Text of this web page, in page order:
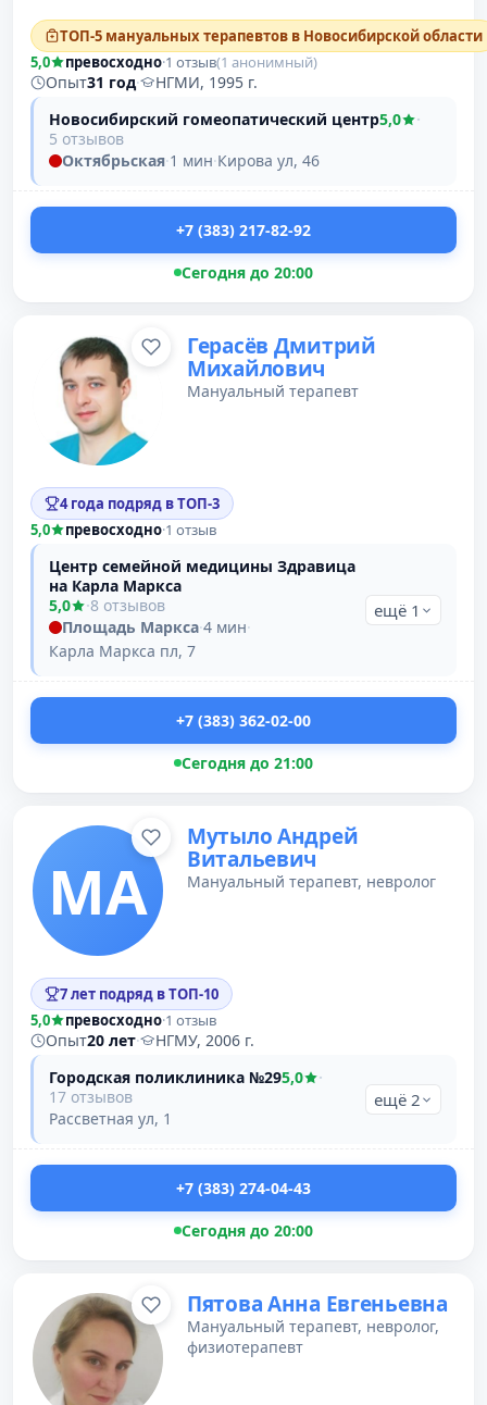
ТОП-5 мануальных терапевтов в Новосибирской области
5,0
превосходно·1 отзыв(1 анонимный)
Опыт31 год·
НГМИ, 1995 г.
Новосибирский гомеопатический центр5,0
·
5 отзывов
Октябрьская·1 мин·Кирова ул, 46
+7 (383) 217-82-92
Сегодня до 20:00
Герасёв Дмитрий
Михайлович
Мануальный терапевт
4 года подряд в ТОП-3
5,0
превосходно·1 отзыв
Центр семейной медицины Здравица
на Карла Маркса
5,0
·8 отзывов
Площадь Маркса·4 мин·
Карла Маркса пл, 7
ещё 1
+7 (383) 362-02-00
Сегодня до 21:00
МА
Мутыло Андрей
Витальевич
Мануальный терапевт, невролог
7 лет подряд в ТОП-10
5,0
превосходно·1 отзыв
Опыт20 лет·
НГМУ, 2006 г.
Городская поликлиника №295,0
·
17 отзывов
Рассветная ул, 1
ещё 2
+7 (383) 274-04-43
Сегодня до 20:00
Пятова Анна Евгеньевна
Мануальный терапевт, невролог,
физиотерапевт